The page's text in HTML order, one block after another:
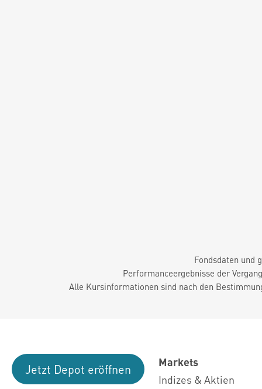
Fondsdaten und
Performanceergebnisse der
Alle Kursinformationen sind nach den
Jetzt Depot eröffnen
Markets
Indizes & Aktien